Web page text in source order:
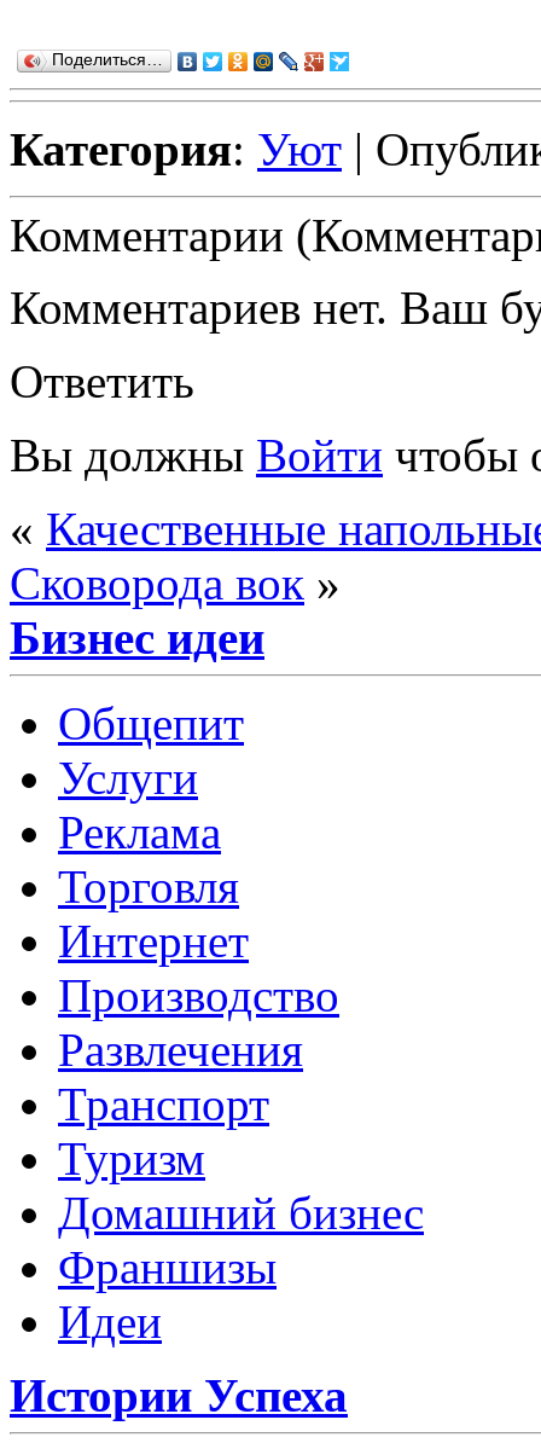
Поделиться…
Категория: Уют |
Комментарии
Комментариев нет. Ваш
Ответить
Вы должны Войти чтобы
« Качественные
Сковорода вок »
Бизнес идеи
Общепит
Услуги
Реклама
Торговля
Интернет
Производство
Развлечения
Транспорт
Туризм
Домашний бизнес
Франшизы
Идеи
Истории Успеха